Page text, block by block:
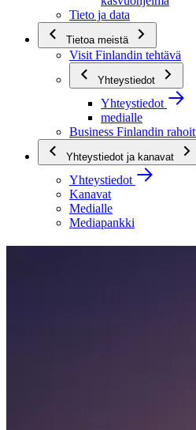
Tieto ja data
Tietoa meistä
Visit Finlandin tehtävä
Yhteystiedot
Yhteystiedot
medialle
Business Finlandin
Yhteystiedot ja kanavat
Yhteystiedot
Kanavat
Medialle
Mediapankki